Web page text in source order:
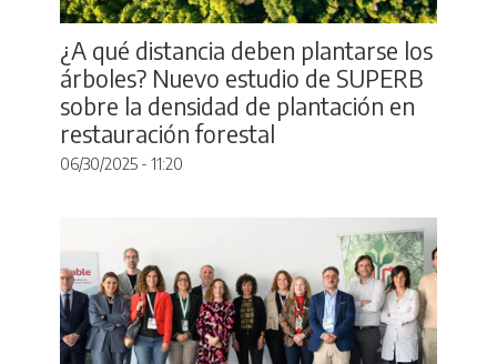
¿A qué distancia deben plantarse los
árboles? Nuevo estudio de SUPERB
sobre la densidad de plantación en
restauración forestal
06/30/2025 - 11:20